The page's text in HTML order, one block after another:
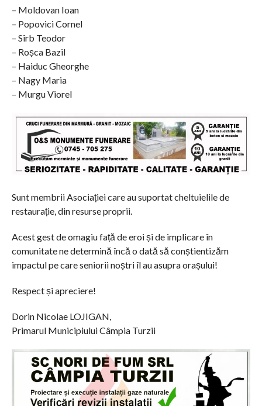
– Moldovan Ioan
– Popovici Cornel
– Sîrb Teodor
– Roșca Bazil
– Haiduc Gheorghe
– Nagy Maria
– Murgu Viorel
Sunt membrii Asociației care au suportat cheltuielile de
restaurație, din resurse proprii.
Acest gest de omagiu față de eroi și de implicare în
comunitate ne determină încă o dată să conștientizăm
impactul pe care seniorii noștri îl au asupra orașului!
Respect și apreciere!
Dorin Nicolae LOJIGAN,
Primarul Municipiului Câmpia Turzii